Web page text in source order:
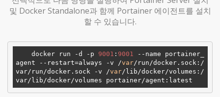
및 Docker Standalone과 함께 Portainer 에이전트를 설치
할 수 있습니다.
    docker run -d -p
9001 : 9001
--name portainer_
agent --restart=always -v /var/run/docker.sock: /
var/ run/docker.sock -v /var/lib/docker/volumes: /
var/